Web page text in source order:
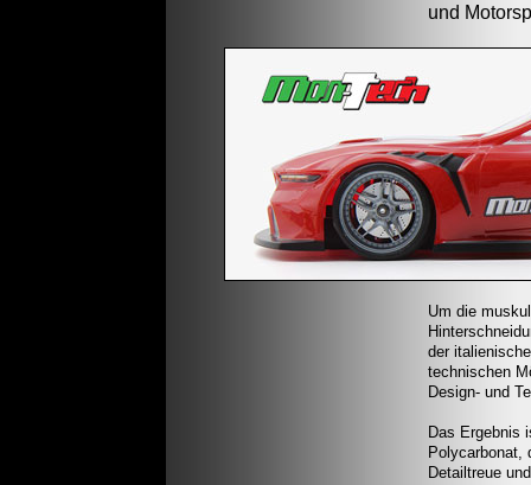
und
Um die
der
technischen
Design- und
Das Ergebnis
Polycarbonat,
Detailtreue